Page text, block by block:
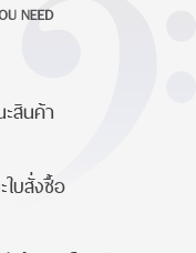
ะสินค้า
ใบสั่งซื้อ